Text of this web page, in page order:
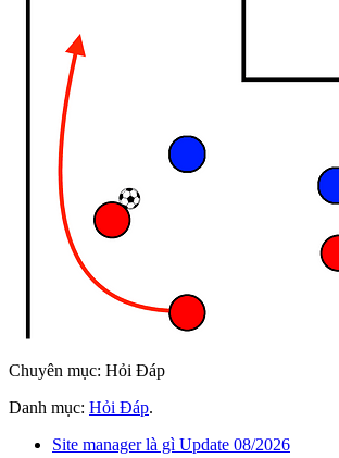
Chuyên mục: Hỏi Đáp
Danh mục: Hỏi Đáp.
Site manager là gì Update 08/2026